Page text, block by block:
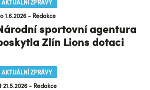
AKTUÁLNÍ ZPRÁVY
1.6.2026 - Redakce
sportovní agentura
Zlín Lions dotaci
AKTUÁLNÍ ZPRÁVY
21.5.2026 - Redakce